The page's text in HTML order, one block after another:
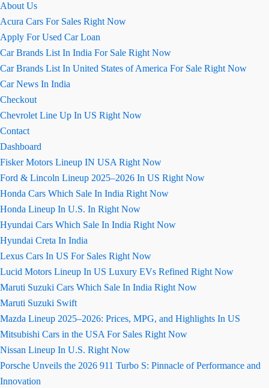
About Us
Acura Cars For Sales Right Now
Apply For Used Car Loan
Car Brands List In India For Sale Right Now
Car Brands List In United States of America For Sale Right Now
Car News In India
Checkout
Chevrolet Line Up In US Right Now
Contact
Dashboard
Fisker Motors Lineup IN USA Right Now
Ford & Lincoln Lineup 2025–2026 In US Right Now
Honda Cars Which Sale In India Right Now
Honda Lineup In U.S. In Right Now
Hyundai Cars Which Sale In India Right Now
Hyundai Creta In India
Lexus Cars In US For Sales Right Now
Lucid Motors Lineup In US Luxury EVs Refined Right Now
Maruti Suzuki Cars Which Sale In India Right Now
Maruti Suzuki Swift
Mazda Lineup 2025–2026: Prices, MPG, and Highlights In US
Mitsubishi Cars in the USA For Sales Right Now
Nissan Lineup In U.S. Right Now
Porsche Unveils the 2026 911 Turbo S: Pinnacle of Performance and
Innovation